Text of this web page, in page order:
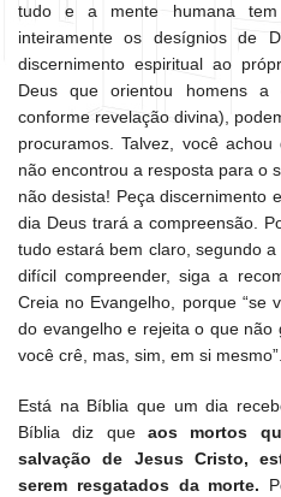
tudo e a mente humana tem
inteiramente os desígnios de
discernimento espiritual ao
Deus que orientou homens
conforme revelação divina),
procuramos. Talvez, você
não encontrou a resposta para o
não desista! Peça discernimento
dia Deus trará a compreensão.
tudo estará bem claro, segundo
difícil compreender, siga a
Creia no Evangelho, porque “se
do evangelho e rejeita o que
você crê, mas, sim, em si mesmo”.
Está na Bíblia que um dia
Bíblia diz que aos mortos
salvação de Jesus Cristo,
serem resgatados da morte.